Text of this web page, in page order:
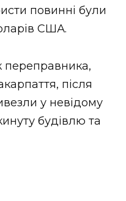
повинні були
США.
переправника,
після
у невідому
будівлю та